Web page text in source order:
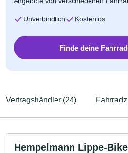
Unverbindlich Kostenlos
Finde deine
Vertragshändler (24)
Hempelmann Lippe-